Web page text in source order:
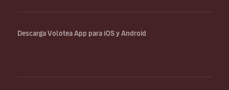
Descarga Volotea App para iOS y Android